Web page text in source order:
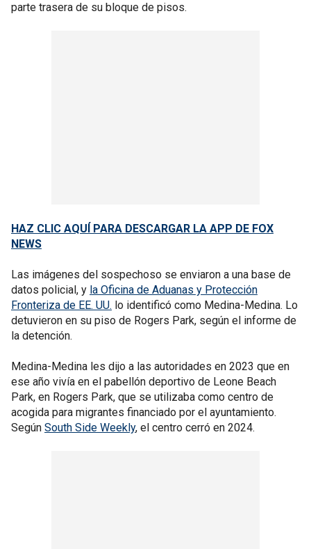
parte trasera de su bloque de pisos.
HAZ CLIC AQUÍ PARA DESCARGAR LA APP DE FOX
NEWS
Las imágenes del sospechoso se enviaron a una base de
datos policial, y la Oficina de Aduanas y Protección
Fronteriza de EE. UU. lo identificó como Medina-Medina. Lo
detuvieron en su piso de Rogers Park, según el informe de
la detención.
Medina-Medina les dijo a las autoridades en 2023 que en
ese año vivía en el pabellón deportivo de Leone Beach
Park, en Rogers Park, que se utilizaba como centro de
acogida para migrantes financiado por el ayuntamiento.
Según South Side Weekly, el centro cerró en 2024.